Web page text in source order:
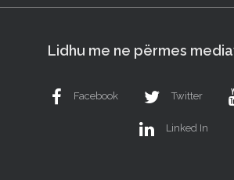
Lidhu me ne përmes
Facebook Twitter
Linked In